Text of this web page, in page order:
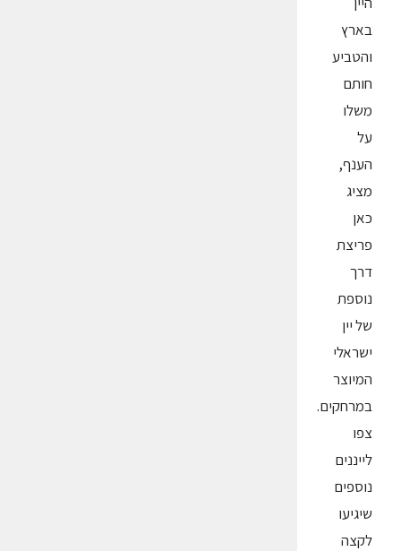
בארץ
והטביע
חותם
משלו
על
הענף,
מציג
כאן
פריצת
דרך
נוספת
של יין
ישראלי
המיוצר
במרחקים.
צפו
לייננים
נוספים
שיגיעו
לקצה